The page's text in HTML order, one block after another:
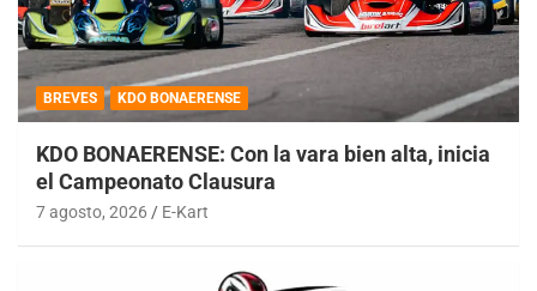
BREVES KDO BONAERENSE
KDO BONAERENSE: Con la vara bien alta, inicia
el Campeonato Clausura
7 agosto, 2026 E-Kart